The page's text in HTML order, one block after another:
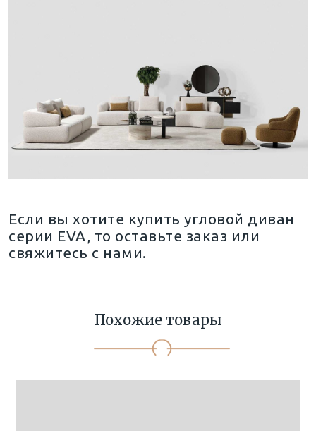
Если вы хотите купить угловой диван
серии EVA, то оставьте заказ или
свяжитесь с нами.
Похожие товары